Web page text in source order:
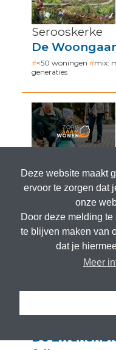
Deze website maakt
ervoor te zorgen dat
onze
Door deze melding
te blijven maken van
dat je
Meer